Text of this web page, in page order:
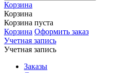
Корзина
Корзина
Корзина пуста
Корзина Оформить заказ
Учетная запись
Учетная запись
Заказы